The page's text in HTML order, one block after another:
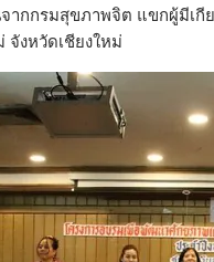
กกรมสุขภาพจิต แขกผู้มีเกี
จังหวัดเชียงใหม่